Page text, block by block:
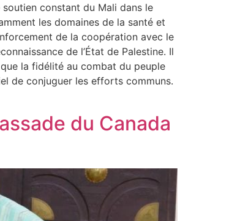
constant du Mali dans le
les domaines de la santé et
de la coopération avec le
de l’État de Palestine. Il
la fidélité au combat du peuple
de conjuguer les efforts communs.
du Canada